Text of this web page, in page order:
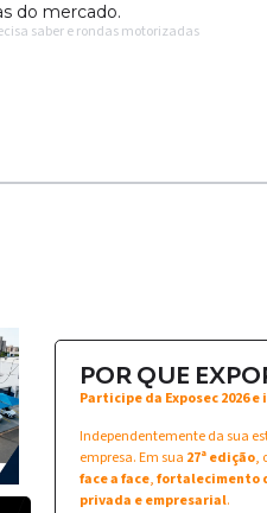
do mercado.
saber e rondas motorizadas
POR QUE
Participe da Exposec 2026
Independentemente da sua
empresa. Em sua 27ª edição,
face a face,fortalecimento
privada e empresarial.